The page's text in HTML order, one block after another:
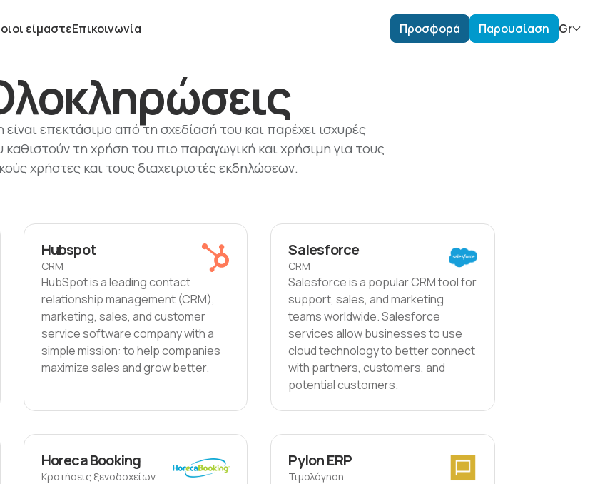
είμαστεΕπικοινωνία Προσφορά Παρουσίαση Gr
επεκτάσιμο από τη σχεδίασή του και παρέχει ισχυρές
τη χρήση του πιο παραγωγική και χρήσιμη για τους
χρήστες και τους διαχειριστές εκδηλώσεων.
Hubspot
CRM
HubSpot is a leading contact
relationship management (CRM),
marketing, sales, and customer
service software company with a
simple mission: to help companies
maximize sales and grow better.
Salesforce
CRM
Salesforce is a popular CRM tool for
support, sales, and marketing
teams worldwide. Salesforce
services allow businesses to use
cloud technology to better connect
with partners, customers, and
potential customers.
Horeca Booking
Κρατήσεις ξενοδοχείων
Pylon ERP
Τιμολόγηση